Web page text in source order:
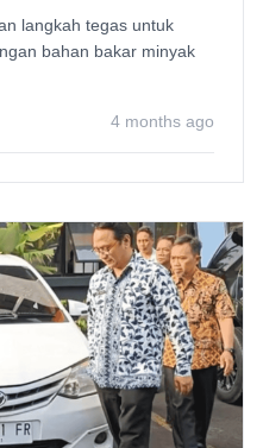
langkah tegas untuk
bahan bakar minyak
4 months ago